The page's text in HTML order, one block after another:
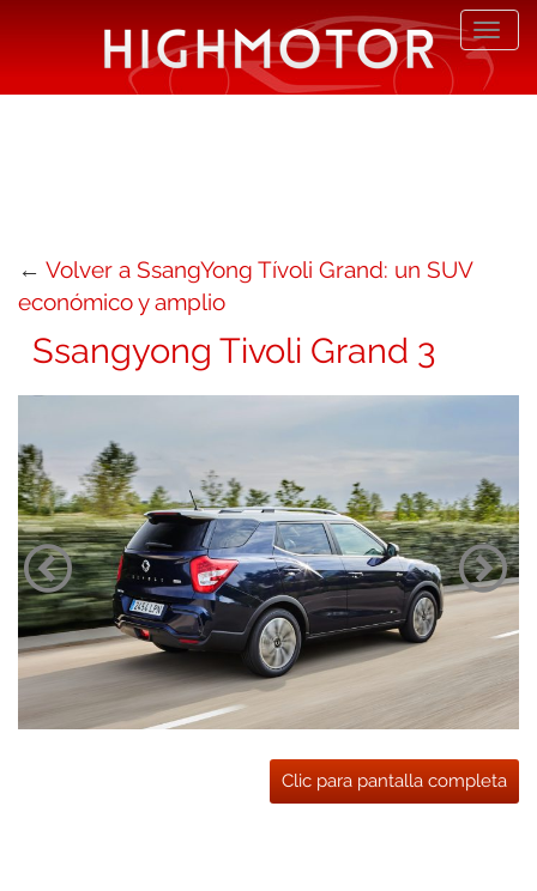
← Volver a SsangYong Tívoli Grand: un SUV
económico y amplio
Ssangyong Tivoli Grand 3
Clic para pantalla completa